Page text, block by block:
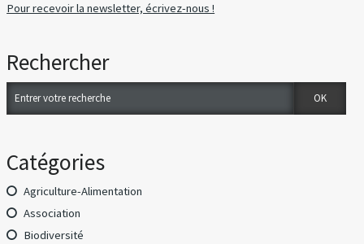
Pour recevoir la newsletter, écrivez-nous !
Rechercher
Catégories
Agriculture-Alimentation
Association
Biodiversité